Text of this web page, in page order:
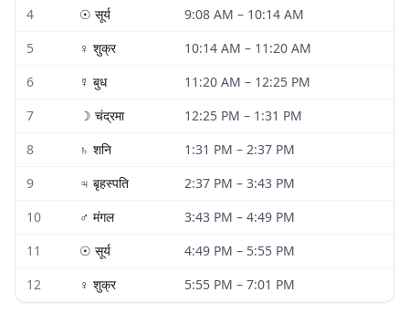
4
☉ सूर्य 9:08 AM – 10:14 AM
5
♀ शुक्र 10:14 AM – 11:20 AM
6
☿ बुध 11:20 AM – 12:25 PM
7
☽ चंद्रमा 12:25 PM – 1:31 PM
8
♄ शनि 1:31 PM – 2:37 PM
9
♃ बृहस्पति 2:37 PM – 3:43 PM
10
♂ मंगल 3:43 PM – 4:49 PM
11
☉ सूर्य 4:49 PM – 5:55 PM
12
♀ शुक्र 5:55 PM – 7:01 PM